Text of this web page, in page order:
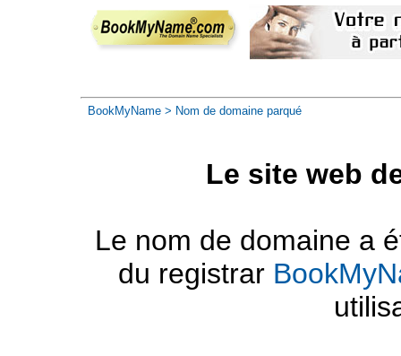
BookMyName > Nom de domaine parqué
Le site web
Le nom de domaine a
du registrar